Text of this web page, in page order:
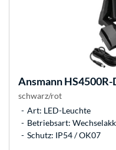
AnsmannHS4500R-
schwarz/rot
Art: LED-Leuchte
Betriebsart:
Schutz: IP54 / OK07